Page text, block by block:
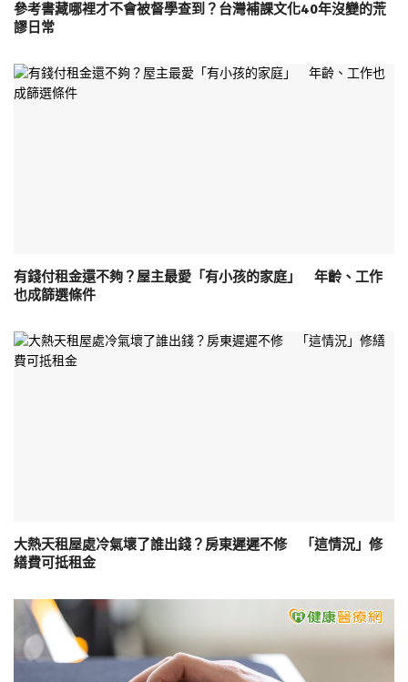
參考書藏哪裡才不會被督學查到？台灣補課文化40年沒變的荒
謬日常
有錢付租金還不夠？屋主最愛「有小孩的家庭」 年齡、工作
也成篩選條件
大熱天租屋處冷氣壞了誰出錢？房東遲遲不修 「這情況」修
繕費可抵租金